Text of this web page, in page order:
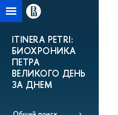
ITINERA PETRI:
БИОХРОНИКА
ПЕТРА
ВЕЛИКОГО ДЕНЬ
ЗА ДНЕМ